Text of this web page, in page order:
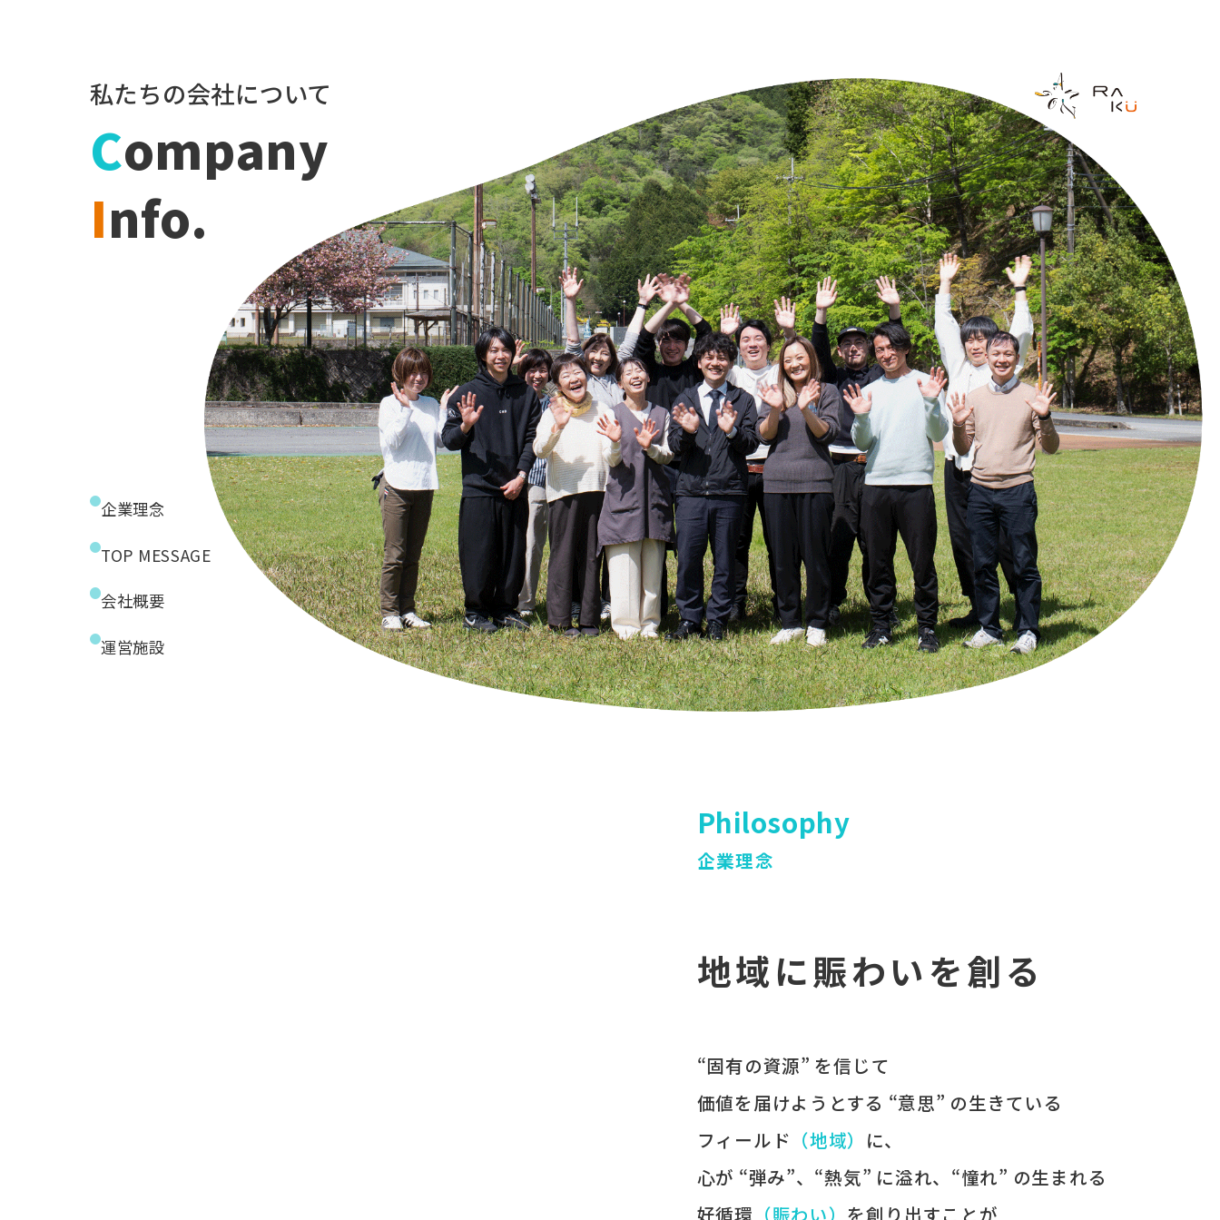
私たちの会社について
Company
Info.
企業理念
TOP MESSAGE
会社概要
運営施設
Philosophy
企業理念
地域に賑わいを創る
“固有の​資源” を​信じて
価値を​届けようとする​ “意思” の​生きている
フィールド ​（地域） に、
心が​ “弾み”、 “熱気” に​溢れ、 “憧れ” の​生まれる
好循環 ​（賑わい） を​創り出すことが